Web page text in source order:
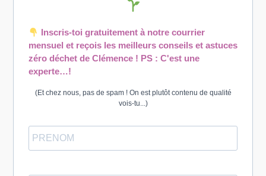
Inscris-toi gratuitement à notre courrier
mensuel et reçois les meilleurs conseils et astuces
zéro déchet de Clémence ! PS : C'est une
experte…!
(Et chez nous, pas de spam ! On est plutôt contenu de qualité
vois-tu...)